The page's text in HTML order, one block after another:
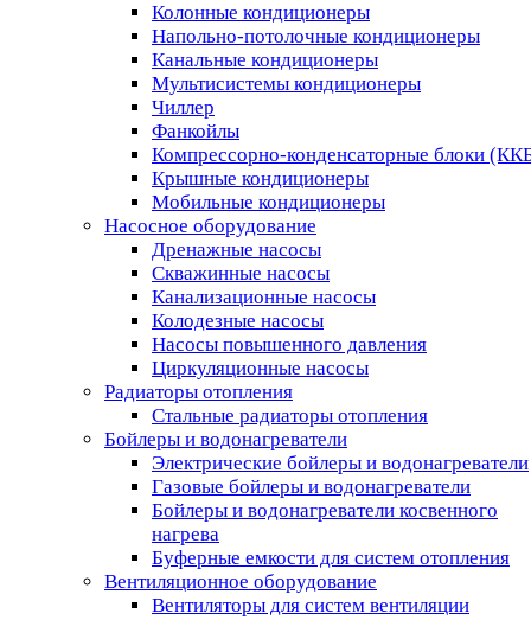
Колонные кондиционеры
Напольно-потолочные кондиционеры
Канальные кондиционеры
Мультисистемы кондиционеры
Чиллер
Фанкойлы
Компрессорно-конденсаторные блоки
Крышные кондиционеры
Мобильные кондиционеры
Насосное оборудование
Дренажные насосы
Скважинные насосы
Канализационные насосы
Колодезные насосы
Насосы повышенного давления
Циркуляционные насосы
Радиаторы отопления
Стальные радиаторы отопления
Бойлеры и водонагреватели
Электрические бойлеры и водонагреватели
Газовые бойлеры и водонагреватели
Бойлеры и водонагреватели косвенного
нагрева
Буферные емкости для систем отопления
Вентиляционное оборудование
Вентиляторы для систем вентиляции